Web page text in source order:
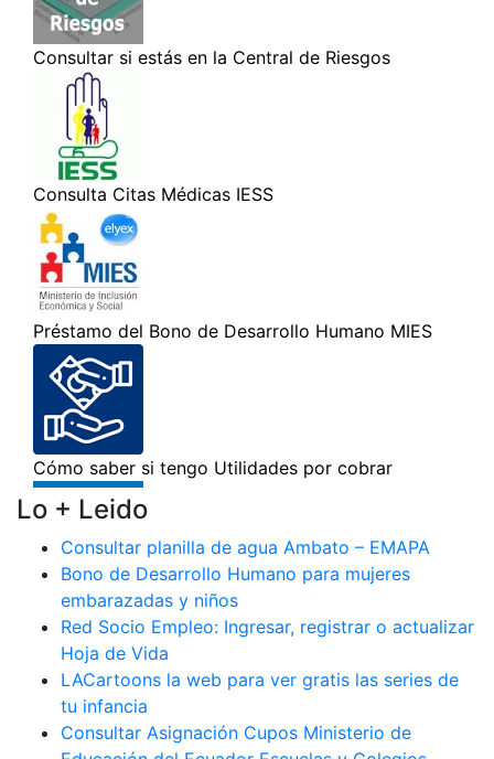
Lo + Leido
Consultar planilla de agua Ambato – EMAPA
Bono de Desarrollo Humano para mujeres
embarazadas y niños
Red Socio Empleo: Ingresar, registrar o actualizar
Hoja de Vida
LACartoons la web para ver gratis las series de
tu infancia
Consultar Asignación Cupos Ministerio de